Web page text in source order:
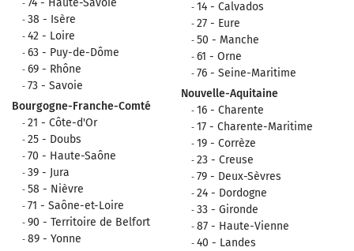
74 - Haute-Savoie
38 - Isère
42 - Loire
63 - Puy-de-Dôme
69 - Rhône
73 - Savoie
Bourgogne-Franche-Comté
21 - Côte-d'Or
25 - Doubs
70 - Haute-Saône
39 - Jura
58 - Nièvre
71 - Saône-et-Loire
90 - Territoire de Belfort
89 - Yonne
14 - Calvados
27 - Eure
50 - Manche
61 - Orne
76 - Seine-Maritime
Nouvelle-Aquitaine
16 - Charente
17 - Charente-Maritime
19 - Corrèze
23 - Creuse
79 - Deux-Sèvres
24 - Dordogne
33 - Gironde
87 - Haute-Vienne
40 - Landes